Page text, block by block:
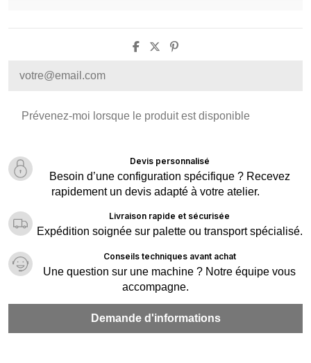
Devis personnalisé
Besoin d’une configuration spécifique ? Recevez
rapidement un devis adapté à votre atelier.
Livraison rapide et sécurisée
Expédition soignée sur palette ou transport spécialisé.
Conseils techniques avant achat
Une question sur une machine ? Notre équipe vous
accompagne.
Demande d'informations